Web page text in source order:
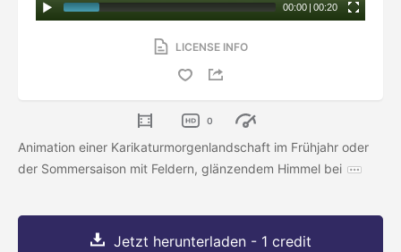
00:00 | 00:20
LICENSE INFO
0
Animation einer Karikaturmorgenlandschaft im Frühjahr oder
der Sommersaison mit Feldern, glänzendem Himmel bei
Jetzt herunterladen - 1 credit